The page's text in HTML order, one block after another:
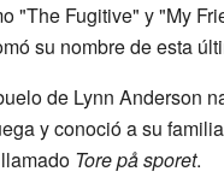
"The Fugitive" y "My
su nombre de esta
de Lynn Anderson
y conoció a su
Tore på sporet.